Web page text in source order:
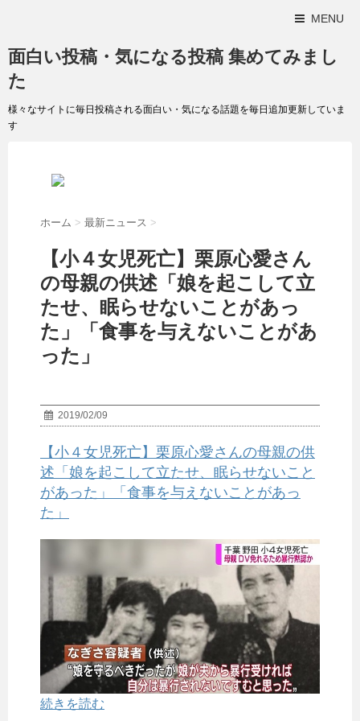
MENU
面白い投稿・気になる投稿 集めてみまし
た
様々なサイトに毎日投稿される面白い・気になる話題を毎日追加更新していま
す
ホーム > 最新ニュース >
【小４女児死亡】栗原心愛さん
の母親の供述「娘を起こして立
たせ、眠らせないことがあっ
た」「食事を与えないことがあ
った」
2019/02/09
【小４女児死亡】栗原心愛さんの母親の供
述「娘を起こして立たせ、眠らせないこと
があった」「食事を与えないことがあっ
た」
続きを読む